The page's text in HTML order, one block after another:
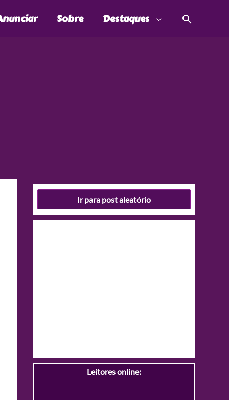
Sobre Destaques
Ir para post aleatório
Leitores online: